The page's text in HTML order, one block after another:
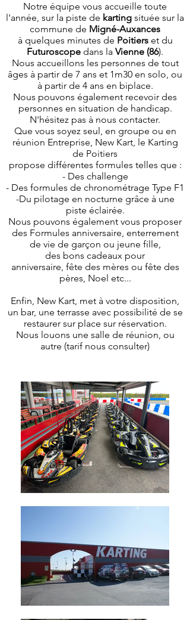
Notre équipe vous accueille toute
l'année, sur la piste de karting située sur la
commune de Migné-Auxances
à quelques minutes de Poitierset du
Futuroscope dans la Vienne (86).
Nous accueillons les personnes de tout
âges à partir de 7 ans et 1m30 en solo, ou
à partir de 4 ans en biplace.
Nous pouvons également recevoir des
personnes en situation de handicap.
N'hésitez pas à nous contacter.
Que vous soyez seul, en groupe ou en
réunion Entreprise, New Kart, le Karting
de Poitiers
propose différentes formules telles que :
- Des challenge
- Des formules de chronométrage Type F1
-Du pilotage en nocturne grâce à une
piste éclairée.
Nous pouvons également vous proposer
des Formules anniversaire, enterrement
de vie de garçon ou jeune fille,
des bons cadeaux pour
anniversaire, fête des mères ou fête des
pères, Noel etc...
Enfin, New Kart, met à votre disposition,
un bar, une terrasse avec possibilité de se
restaurer sur place sur réservation.
Nous louons une salle de réunion, ou
autre (tarif nous consulter)